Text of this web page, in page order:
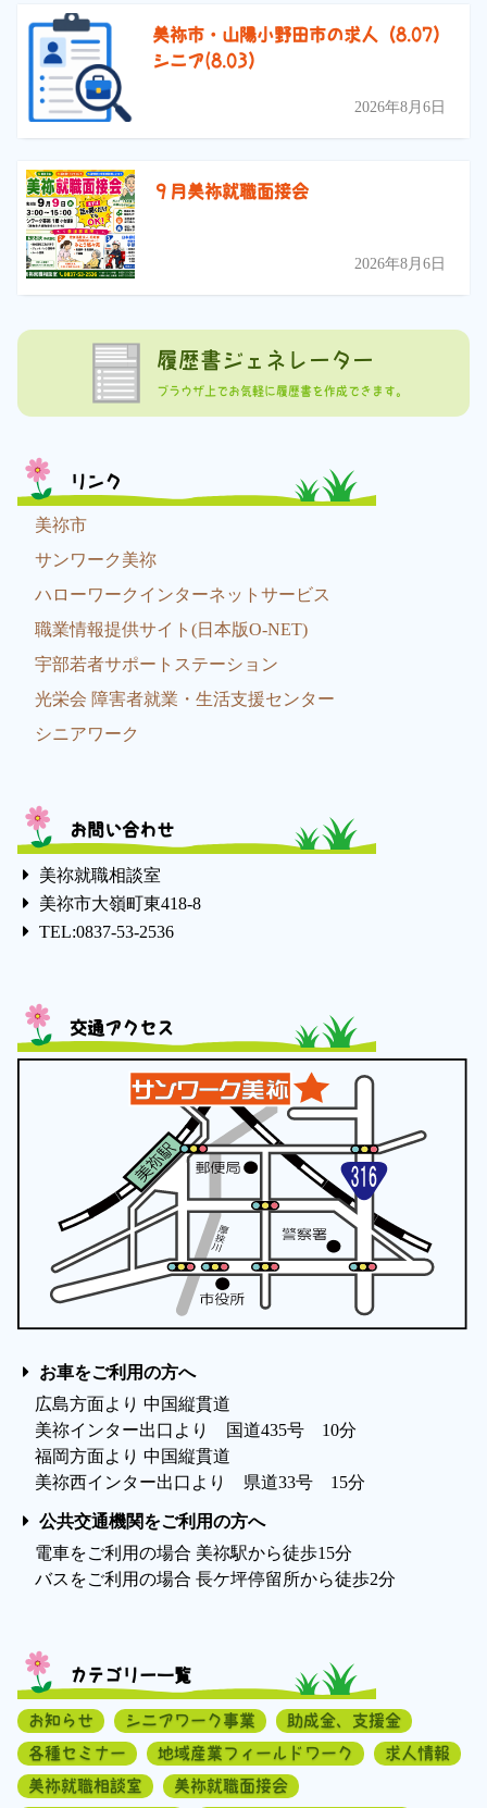
美祢市・山陽小野田市の求人（8.07）
シニア(8.03）
2026年8月6日
９月美祢就職面接会
2026年8月6日
履歴書ジェネレーター
ブラウザ上でお気軽に履歴書を作成できます。
リンク
美祢市
サンワーク美祢
ハローワークインターネットサービス
職業情報提供サイト(日本版O-NET)
宇部若者サポートステーション
光栄会 障害者就業・生活支援センター
シニアワーク
お問い合わせ
美祢就職相談室
美祢市大嶺町東418-8
TEL:0837-53-2536
交通アクセス
お車をご利用の方へ
広島方面より 中国縦貫道
美祢インター出口より 国道435号 10分
福岡方面より 中国縦貫道
美祢西インター出口より 県道33号 15分
公共交通機関をご利用の方へ
電車をご利用の場合 美祢駅から徒歩15分
バスをご利用の場合 長ケ坪停留所から徒歩2分
カテゴリー一覧
お知らせ シニアワーク事業
助成金、支援金
各種セミナー
地域産業フィールドワーク
求人情報
美祢就職相談室
美祢就職面接会